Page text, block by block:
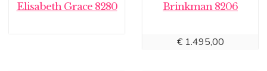
Elisabeth Grace 8280 Brinkman 8206
€1.495,00